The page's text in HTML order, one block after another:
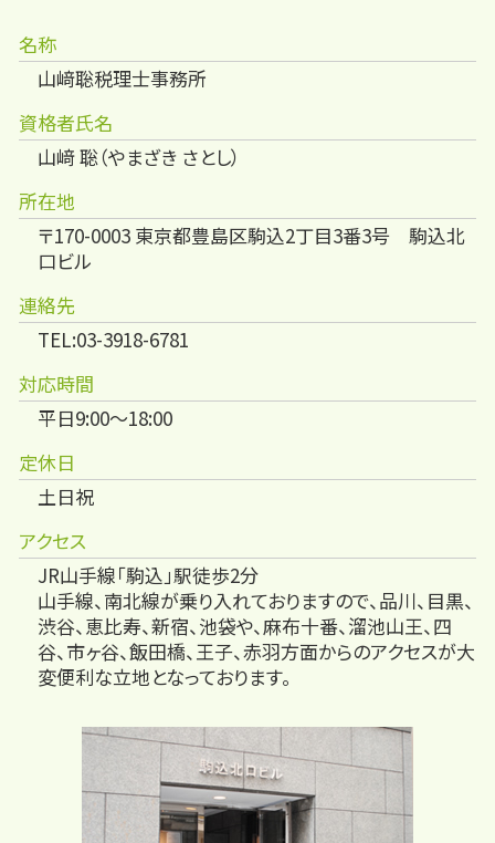
名称
山﨑聡税理士事務所
資格者氏名
山﨑 聡（やまざき さとし）
所在地
〒170-0003 東京都豊島区駒込2丁目3番3号 駒込北
口ビル
連絡先
TEL:03-3918-6781
対応時間
平日9:00～18:00
定休日
土日祝
アクセス
JR山手線「駒込」駅徒歩2分
山手線、南北線が乗り入れておりますので、品川、目黒、
渋谷、恵比寿、新宿、池袋や、麻布十番、溜池山王、四
谷、市ヶ谷、飯田橋、王子、赤羽方面からのアクセスが大
変便利な立地となっております。